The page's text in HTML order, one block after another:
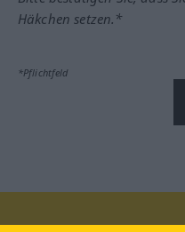
Häkchen setzen.*
*Pflichtfeld